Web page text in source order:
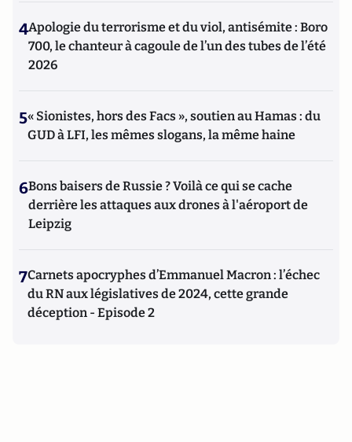
4Apologie du terrorisme et du viol, antisémite : Boro
700, le chanteur à cagoule de l’un des tubes de l’été
2026
5« Sionistes, hors des Facs », soutien au Hamas : du
GUD à LFI, les mêmes slogans, la même haine
6Bons baisers de Russie ? Voilà ce qui se cache
derrière les attaques aux drones à l'aéroport de
Leipzig
7Carnets apocryphes d’Emmanuel Macron : l’échec
du RN aux législatives de 2024, cette grande
déception - Episode 2